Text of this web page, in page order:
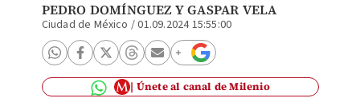
PEDRO DOMÍNGUEZ YGASPAR VELA
Ciudad de México /01.09.2024 15:55:00
Únete al canal de Milenio